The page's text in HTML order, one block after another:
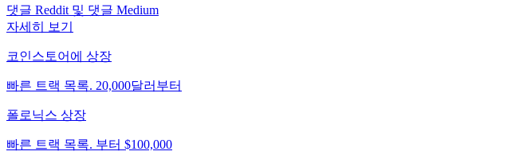
댓글 Reddit 및 댓글 Medium
자세히 보기
코인스토어에 상장
빠른 트랙 목록. 20,000달러부터
폴로닉스 상장
빠른 트랙 목록. 부터 $100,000